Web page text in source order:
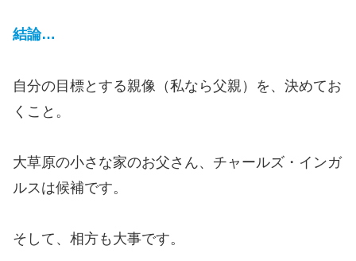
結論…
自分の目標とする親像（私なら父親）を、決めてお
くこと。
大草原の小さな家のお父さん、チャールズ・インガ
ルスは候補です。
そして、相方も大事です。